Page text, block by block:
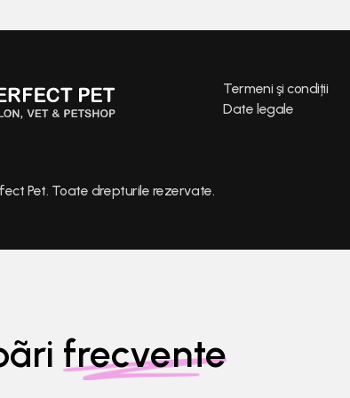
Termeni şi condiții
Date legale
Pet. Toate drepturile rezervate.
frecvente